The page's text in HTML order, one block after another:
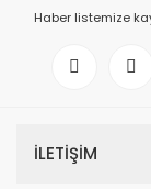
Haber listemize
İLETİŞİM